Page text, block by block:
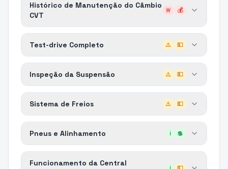
Histórico de Manutenção do Câmbio
CVT
🚨 💰
Test-drive Completo ⚠️ 💵
Inspeção da Suspensão ⚠️ 💵
Sistema de Freios ⚠️ 💵
Pneus e Alinhamento ℹ️ 💲
Funcionamento da Central